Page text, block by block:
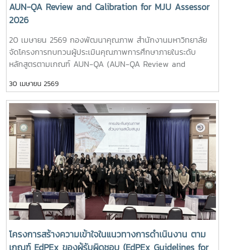
AUN-QA Review and Calibration for MJU Assessor
2026
20 เมษายน 2569 กองพัฒนาคุณภาพ สำนักงานมหาวิทยาลัย
จัดโครงการทบทวนผู้ประเมินคุณภาพการศึกษาภายในระดับ
หลักสูตรตามเกณฑ์ AUN-QA (AUN-QA Review and
เลี่ยน โรงแรมดุสิต ปริ้นเซส เชียงใหม่ โดยได้รับเกียรติจาก รอง
อธิการบดี รองศาสตราจารย์ ดร.ชัยยศ สัมฤทธิ์สกุล เป็นประธาน
ในพิธีเปิด และผู้ช่วยอธิการบดี ผู้ช่วยศาสตราจารย์ ดร.ปรีดา ศรี
นฤวรรณ กล่าวเปิดโครงการ โดยการอบรมครั้งนี้ได้รับเกียรติจาก
Assoc. Prof. Dr.Jorge Fidel Barahona Caceres ,Lead
Assessor : AUN-QA ASEAN และรองศาสตราจารย์ ดร.วรรณ
วิไล จุลพันธ์ อาจารย์ผู้รับผิดชอบหลักสูตรเศรษฐศาสตรบัณฑิต
สาขาวิชาเศรษฐศาสตร์ระหว่างประเทศ คณะเศรษฐศาสตร์
มหาวิทยาลัยแม่โจ้ เป็นวิทยากรบรรยายให้ความรู้ในการทบทวน
ประเด็นการประเมินคุณภาพระดับหลักสูตร และการแลกเปลี่ยน
เรียนรู้ในประเด็นการเข้ารับการประเมินหลักสูตร AUN-QA
External ของหลักสูตรเศรษฐศาสตรบัณฑิต สาขาวิชา
เศรษฐศาสตร์ระหว่างประเทศ และการอบรมครั้งนี้มีการออนไลน์
ให้กับทางมหาวิทยาลัยแม่โจ้-แพร่ เฉลิมพระเกียรติ และ
30 เมษายน 2569
โครงการสร้างความเข้าใจในแนวทางการดำเนินงาน ตาม